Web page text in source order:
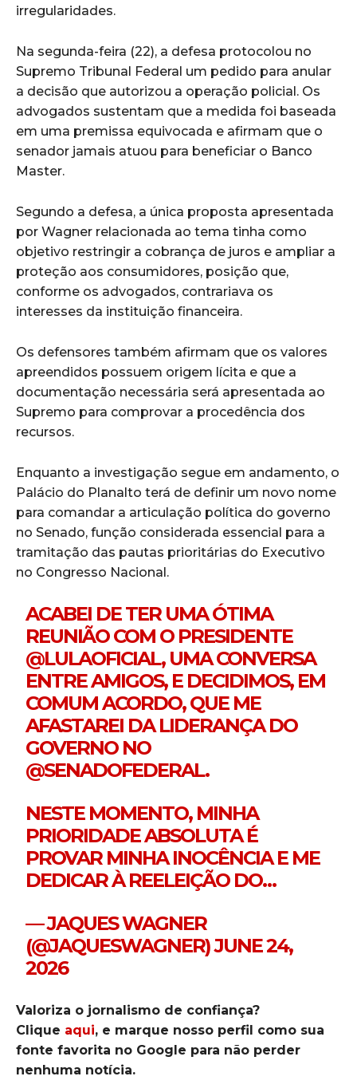
irregularidades.
Na segunda-feira (22), a defesa protocolou no
Supremo Tribunal Federal um pedido para anular
a decisão que autorizou a operação policial. Os
advogados sustentam que a medida foi baseada
em uma premissa equivocada e afirmam que o
senador jamais atuou para beneficiar o Banco
Master.
Segundo a defesa, a única proposta apresentada
por Wagner relacionada ao tema tinha como
objetivo restringir a cobrança de juros e ampliar a
proteção aos consumidores, posição que,
conforme os advogados, contrariava os
interesses da instituição financeira.
Os defensores também afirmam que os valores
apreendidos possuem origem lícita e que a
documentação necessária será apresentada ao
Supremo para comprovar a procedência dos
recursos.
Enquanto a investigação segue em andamento, o
Palácio do Planalto terá de definir um novo nome
para comandar a articulação política do governo
no Senado, função considerada essencial para a
tramitação das pautas prioritárias do Executivo
no Congresso Nacional.
ACABEI DE TER UMA ÓTIMA
REUNIÃO COM O PRESIDENTE
@LULAOFICIAL, UMA CONVERSA
ENTRE AMIGOS, E DECIDIMOS, EM
COMUM ACORDO, QUE ME
AFASTAREI DA LIDERANÇA DO
GOVERNO NO
@SENADOFEDERAL.
NESTE MOMENTO, MINHA
PRIORIDADE ABSOLUTA É
PROVAR MINHA INOCÊNCIA E ME
DEDICAR À REELEIÇÃO DO…
— JAQUES WAGNER
(@JAQUESWAGNER)JUNE 24,
2026
Valoriza o jornalismo de confiança?
Clique aqui, e marque nosso perfil como sua
fonte favorita no Google para não perder
nenhuma notícia.